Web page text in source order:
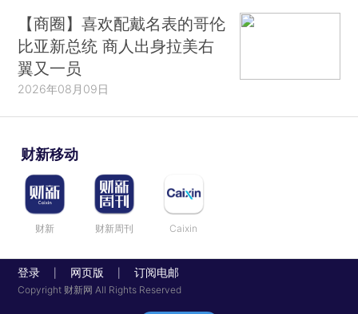
【商圈】喜欢配戴名表的哥伦
比亚新总统 商人出身拉美右
翼又一员
2026年08月09日
财新移动
财新 财新周刊 Caixin
登录 网页版 订阅电邮
Copyright 财新网 All Rights Reserved